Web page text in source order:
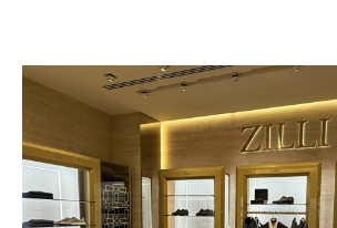
КОНТАКТЫ
+7 (916) 866-57-53
info@artfn.ru
+7 (926) 742-96-80